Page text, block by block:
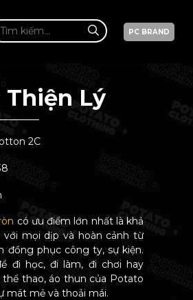
PC BRAND
Thiện Lý
2C
có ưu điểm lớn nhất là khả
với mọi dịp và hoàn cảnh từ
đồng phục công ty, sự kiện.
đi học, đi làm, đi chơi hay
thao, áo thun của Potato
mát mẻ và thoải mái.